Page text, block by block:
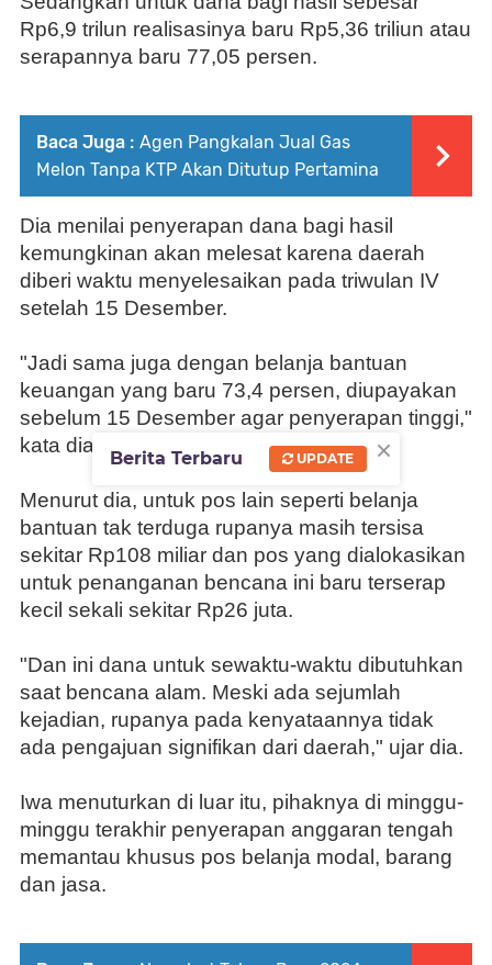
Rp6,9 trilun realisasinya baru Rp5,36 triliun atau
serapannya baru 77,05 persen.
Baca Juga : Agen Pangkalan Jual Gas
Melon Tanpa KTP Akan Ditutup Pertamina
Dia menilai penyerapan dana bagi hasil
kemungkinan akan melesat karena daerah
diberi waktu menyelesaikan pada triwulan IV
setelah 15 Desember.
"Jadi sama juga dengan belanja bantuan
keuangan yang baru 73,4 persen, diupayakan
sebelum 15 Desember agar penyerapan tinggi,"
kata dia.
Menurut dia, untuk pos lain seperti belanja
bantuan tak terduga rupanya masih tersisa
sekitar Rp108 miliar dan pos yang dialokasikan
untuk penanganan bencana ini baru terserap
kecil sekali sekitar Rp26 juta.
"Dan ini dana untuk sewaktu-waktu dibutuhkan
saat bencana alam. Meski ada sejumlah
kejadian, rupanya pada kenyataannya tidak
ada pengajuan signifikan dari daerah," ujar dia.
Iwa menuturkan di luar itu, pihaknya di minggu-
minggu terakhir penyerapan anggaran tengah
memantau khusus pos belanja modal, barang
dan jasa.
×
Berita Terbaru UPDATE